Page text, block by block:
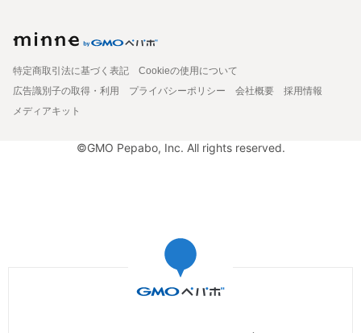
特定商取引法に基づく表記
Cookieの使用について
広告識別子の取得・利用
プライバシーポリシー 会社概要
採用情報
メディアキット
©GMO Pepabo, Inc. All rights reserved.